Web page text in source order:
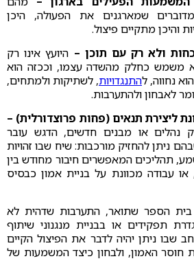
שמארגנים את הפעולה, היכן
והיכן מתקיים פיצול.
היועץ אינו רק
משמש כחלק מהשדה עצמו, וככזה הוא
נחווה, להתנגדויות, לשתיקות ולמתחים,
לאבחון ולהתערבות.
נהלים או מבנים חדשים, הדגש עובר
ניתן להחזיק מורכבות: שיח שבו זהויות
תהליכים המאפשרים חיבור מחודש בין
עבודה מכוונת על בניית אמון כבסיס
הספר שתואר, התערבות שדהית לא
תפקידים או בבניית מנגנוני שיתוף
שבו ניתן יהיה לדבר את הפיצול הקיים
חוסר האמון, ולבחון כיצד המשמעות של